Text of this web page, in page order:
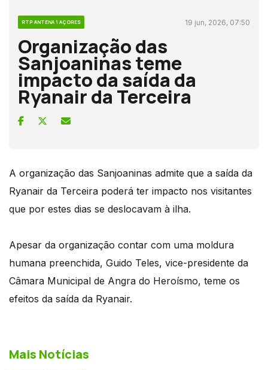
RTP ANTENA 1 AÇORES 19 jun, 2026, 07:50
Organização das
Sanjoaninas teme
impacto da saída da
Ryanair da Terceira
A organização das Sanjoaninas admite que a saída da
Ryanair da Terceira poderá ter impacto nos visitantes
que por estes dias se deslocavam à ilha.
Apesar da organização contar com uma moldura
humana preenchida, Guido Teles, vice-presidente da
Câmara Municipal de Angra do Heroísmo, teme os
efeitos da saída da Ryanair.
Mais Notícias